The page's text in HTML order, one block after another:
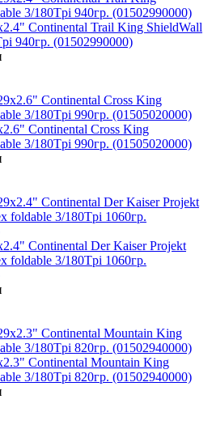
Continental Trail King ShieldWall
940гр. (01502990000)
Continental Cross King
3/180Tpi 990гр. (01505020000)
Continental Der Kaiser Projekt
foldable 3/180Tpi 1060гр.
Continental Mountain King
3/180Tpi 820гр. (01502940000)